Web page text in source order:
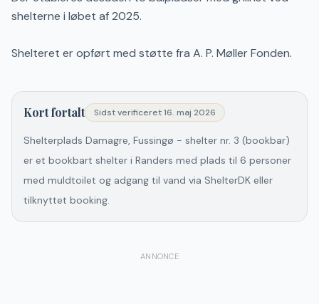
shelterne i løbet af 2025.
Shelteret er opført med støtte fra A. P. Møller Fonden.
Kort fortalt Sidst verificeret16. maj 2026
Shelterplads Damagre, Fussingø - shelter nr. 3 (bookbar)
er et bookbart shelter i Randers med plads til 6 personer
med muldtoilet og adgang til vand via ShelterDK eller
tilknyttet booking.
ANNONCE